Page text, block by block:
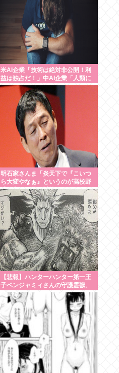
米AI企業「技術は絶対非公開！利
益は独占だ！」中AI企業「人類に
公開します、独り占めなんて罰が
当たる」これ
明石家さんま「炎天下で『こいつ
ら大変やなぁ』というのが高校野
球の良さ。暑さ対策はいらない」
【悲報】ハンターハンター第一王
子ベンジャミィさんの守護霊獣、
ガチで能力がヤバすぎるwww